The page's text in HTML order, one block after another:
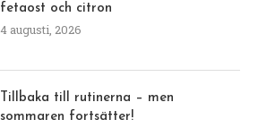
fetaost och citron
4 augusti, 2026
Tillbaka till rutinerna – men
sommaren fortsätter!